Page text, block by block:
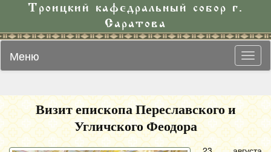
Троицкий кафедральный собор г.
Саратова
Меню
Визит епископа Переславского и
Угличского Феодора